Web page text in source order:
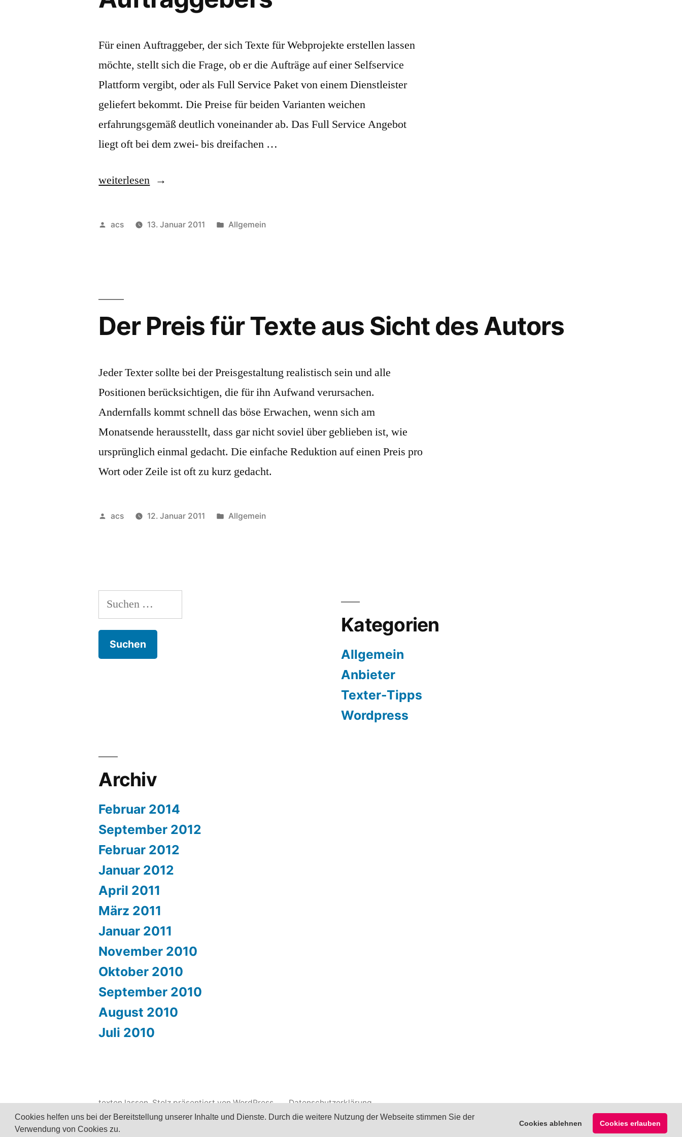
Cookies helfen uns bei der Bereitstellung unserer Inhalte und Dienste. Durch die weitere Nutzung der Webseite stimmen Sie der
Verwendung von Cookies zu.
Cookies ablehnen Cookies erlauben
Für einen Auftraggeber, der sich Texte für Webprojekte erstellen lassen
möchte, stellt sich die Frage, ob er die Aufträge auf einer Selfservice
Plattform vergibt, oder als Full Service Paket von einem Dienstleister
geliefert bekommt. Die Preise für beiden Varianten weichen
erfahrungsgemäß deutlich voneinander ab. Das Full Service Angebot
liegt oft bei dem zwei- bis dreifachen …
„Der
für
des
Auftraggebers“
weiterlesen
Veröffentlicht
acs 13. Januar 2011
Veröffentlicht
Allgemein
Der Preis für Texte aus Sicht des Autors
Jeder Texter sollte bei der Preisgestaltung realistisch sein und alle
Positionen berücksichtigen, die für ihn Aufwand verursachen.
Andernfalls kommt schnell das böse Erwachen, wenn sich am
Monatsende herausstellt, dass gar nicht soviel über geblieben ist, wie
ursprünglich einmal gedacht. Die einfache Reduktion auf einen Preis pro
Wort oder Zeile ist oft zu kurz gedacht.
Veröffentlicht
acs 12. Januar 2011
Veröffentlicht
Allgemein
Suchen
nach:
Kategorien
Allgemein
Anbieter
Texter-Tipps
Wordpress
Archiv
Februar 2014
September 2012
Februar 2012
Januar 2012
April 2011
März 2011
Januar 2011
November 2010
Oktober 2010
September 2010
August 2010
Juli 2010
texten lassen,Stolz präsentiert von WordPress. Datenschutzerklärung